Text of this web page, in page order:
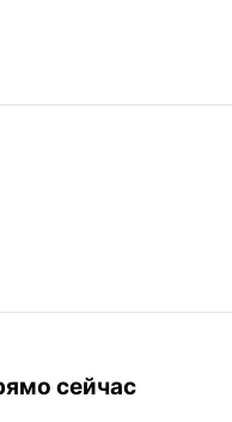
сейчас